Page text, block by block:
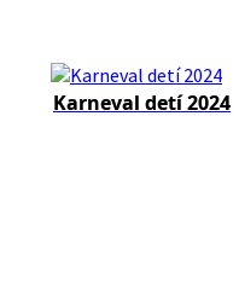
Karneval detí 2024